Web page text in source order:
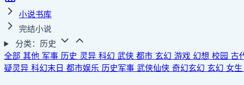
小说书库
完结小说
分类：历史
全部 其他 军事 历史 灵异 科幻 武侠 都市 玄幻 游戏 幻想 校园 古
疑灵异 科幻末日 都市娱乐 历史军事 武侠仙侠 奇幻玄幻 玄幻 女生